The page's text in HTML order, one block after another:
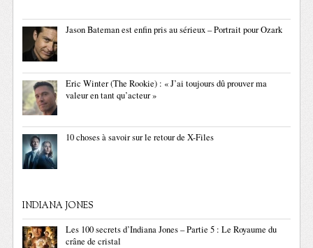
Jason Bateman est enfin pris au sérieux – Portrait pour Ozark
Eric Winter (The Rookie) : « J’ai toujours dû prouver ma
valeur en tant qu’acteur »
10 choses à savoir sur le retour de X-Files
INDIANA JONES
Les 100 secrets d’Indiana Jones – Partie 5 : Le Royaume du
crâne de cristal